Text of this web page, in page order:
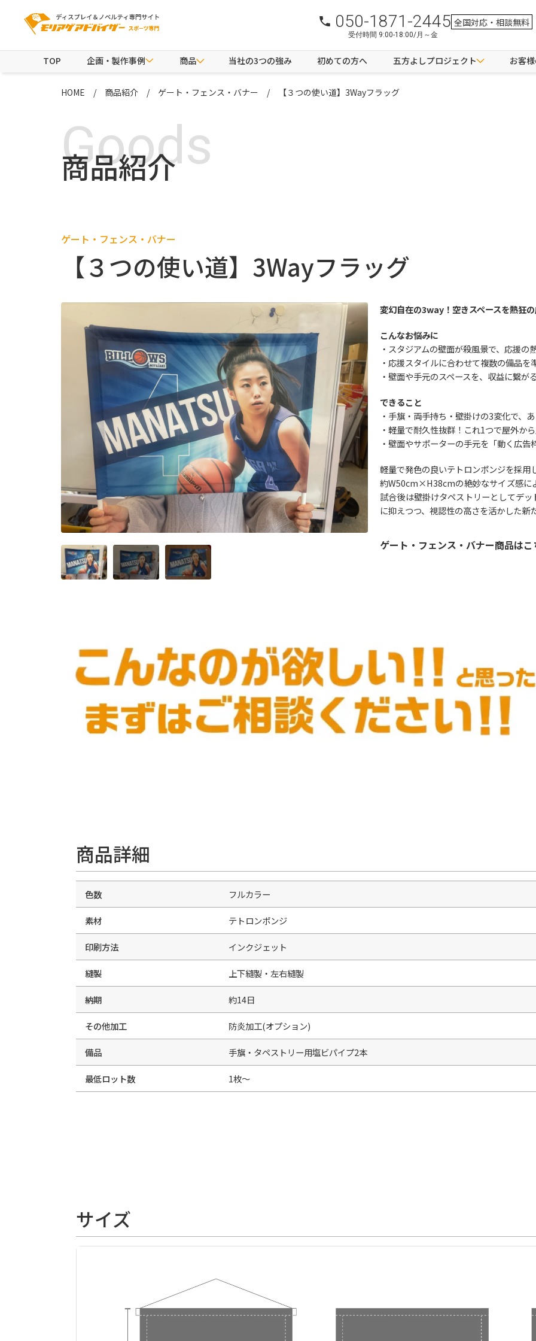
050-1871-2445
受付時間 9:00-18:00/月～金
全国対応・相談無料
TOP 企画・製作事例 商品 当社の3つの強み 初めての方へ 五方よしプロジェクト お客
HOME 商品紹介 ゲート・フェンス・バナー 【３つの使い道】3Wayフラッグ
商品紹介
Goods
ゲート・フェンス・バナー
【３つの使い道】3Wayフラッグ
変幻自在の3way！空きスペースを熱狂
こんなお悩みに
・スタジアムの壁面が殺風景で、応援
・応援スタイルに合わせて複数の備品
・壁面や手元のスペースを、収益に繋
できること
・手旗・両手持ち・壁掛けの3変化で、
・軽量で耐久性抜群！これ1つで屋外か
・壁面やサポーターの手元を「動く広
軽量で発色の良いテトロンポンジを採
約W50cm×H38cmの絶妙なサイズ感に
試合後は壁掛けタペストリーとしてデ
に抑えつつ、視認性の高さを活かした新
ゲート・フェンス・バナー商品はこ
商品詳細
色数 フルカラー
素材 テトロンポンジ
印刷方法 インクジェット
縫製 上下縫製・左右縫製
納期 約14日
その他加工 防炎加工(オプション)
備品 手旗・タペストリー用塩ビパイプ2本
最低ロット数 1枚～
サイズ